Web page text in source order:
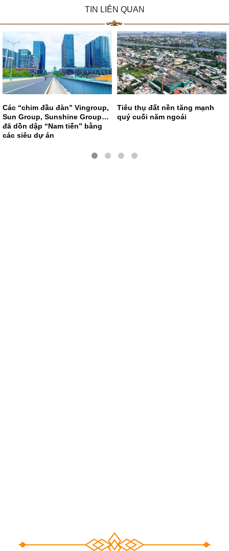
TIN LIÊN QUAN
Các “chim đầu đàn” Vingroup,
Sun Group, Sunshine Group…
đã dồn dập “Nam tiến” bằng
các siêu dự án
Tiêu thụ đất nền tăng mạnh
quý cuối năm ngoái